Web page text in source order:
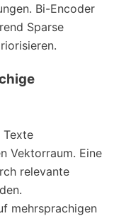
Bi-Encoder
Sparse
Texte
Vektorraum. Eine
relevante
mehrsprachigen